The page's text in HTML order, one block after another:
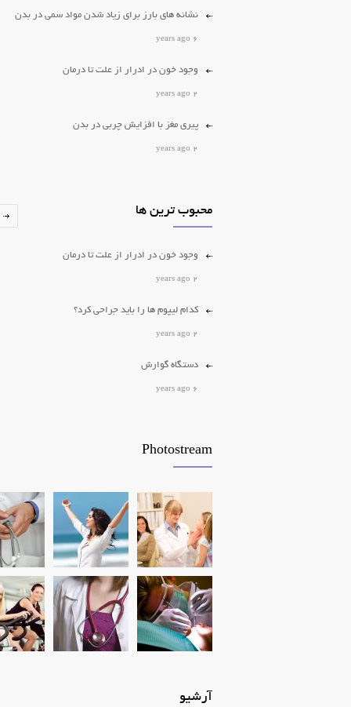
نشانه های بارز برای زیاد شدن مواد سمی در بدن
6 years ago
وجود خون در ادرار از علت تا درمان
2 years ago
پیری مغز با افزایش چربی در بدن
2 years ago
2 years ago
محبوب ترین ها
وجود خون در ادرار از علت تا درمان
2 years ago
کدام لیپوم ها را باید جراحی کرد؟
2 years ago
دستگاه گوارش
6 years ago
Photostream
آرشیو